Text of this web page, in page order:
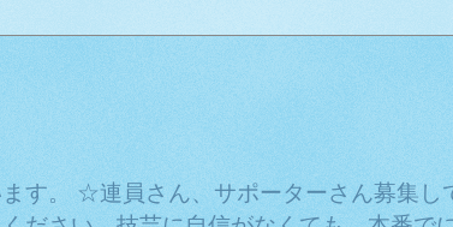
す。 ☆連員さん、サポーターさん募集